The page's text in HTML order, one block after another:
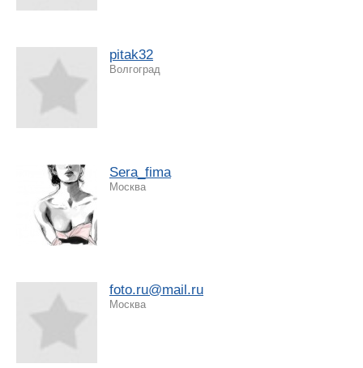
pitak32
Волгоград
Sera_fima
Москва
foto.ru@mail.ru
Москва